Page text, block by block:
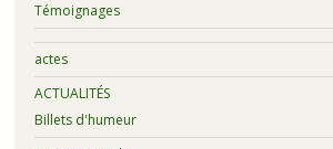
Témoignages
actes
ACTUALITÉS
Billets d'humeur